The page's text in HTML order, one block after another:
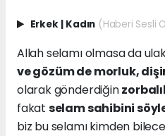
Erkek Kadın (Haberi Sesli
Allah selamı olmasa da
ve gözüm de morluk,
olarak gönderdiğin
fakat selam sahibini
biz bu selamı kimden